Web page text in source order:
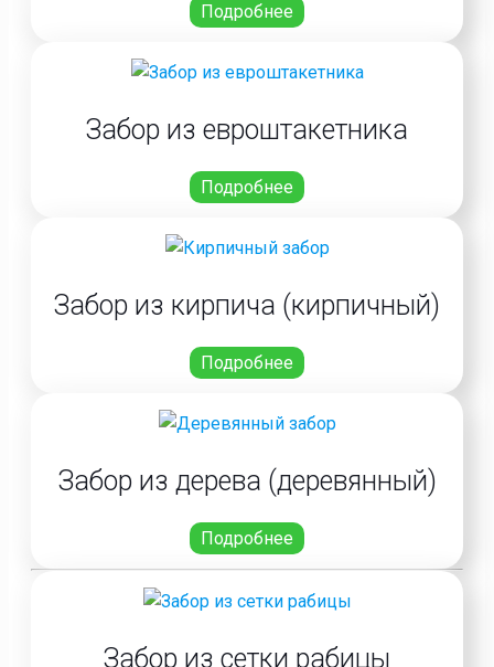
Подробнее
Забор из евроштакетника
Подробнее
Забор из кирпича (кирпичный)
Подробнее
Забор из дерева (деревянный)
Подробнее
Забор из сетки рабицы